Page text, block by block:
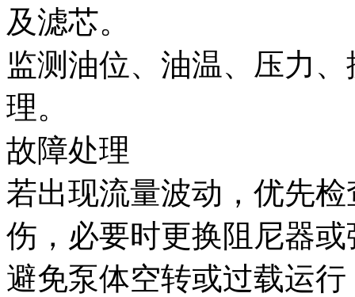
及滤芯。
监测油位、油温、压力
理。
故障处理‌
若出现流量波动，优先
伤，必要时更换阻尼器
避免泵体空转或过载运